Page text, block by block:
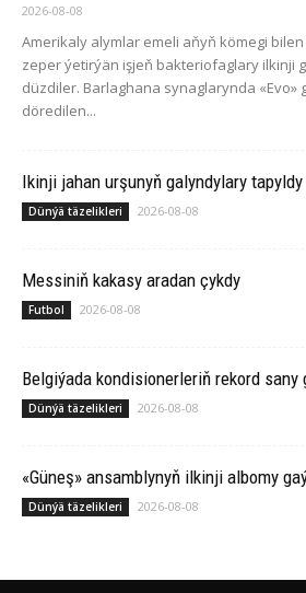
2026-08-08
Amerikaly alymlar emeli aňyň kömegi
zeper ýetirýän işjeň bakteriofaglary ilkinji
düzdiler. Barlaghana synaglarynda «Evo»
döredilen...
Ikinji jahan urşunyň galyndylary tapyldy
Dünýä täzelikleri 2026-08-08
Messiniň kakasy aradan çykdy
Futbol 2026-08-08
Belgiýada kondisionerleriň rekord sany
Dünýä täzelikleri 2026-08-08
«Güneş» ansamblynyň ilkinji albomy
Dünýä täzelikleri 2026-08-08